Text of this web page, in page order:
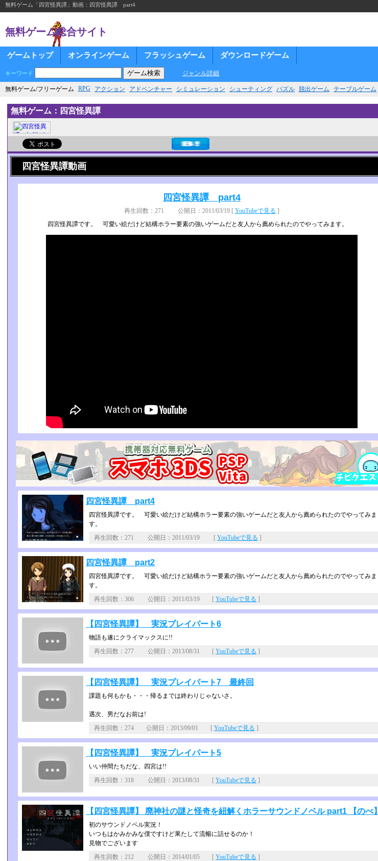
無料ゲーム「四宮怪異譚」動画：四宮怪異譚 part4
無料ゲーム総合サイト
ゲームトップ オンラインゲーム フラッシュゲーム ダウンロードゲーム
キーワード ジャンル詳細
無料ゲーム/フリーゲーム RPG アクション アドベンチャー シミュレーション シューティング パズル 脱出ゲーム テーブルゲーム
無料ゲーム：四宮怪異譚
四宮怪異譚動画
四宮怪異譚 part4
再生回数：271 公開日：2011/03/19 [ YouTubeで見る ]
四宮怪異譚です。 可愛い絵だけど結構ホラー要素の強いゲームだと友人から薦められたのでやってみます。
四宮怪異譚 part4
四宮怪異譚です。 可愛い絵だけど結構ホラー要素の強いゲームだと友人から薦められたのでやってみま
す。
再生回数：271 公開日：2011/03/19 [ YouTubeで見る ]
四宮怪異譚 part2
四宮怪異譚です。 可愛い絵だけど結構ホラー要素の強いゲームだと友人から薦められたのでやってみま
す。
再生回数：306 公開日：2011/03/19 [ YouTubeで見る ]
【四宮怪異譚】 実況プレイパート6
物語も遂にクライマックスに!!
再生回数：277 公開日：2013/08/31 [ YouTubeで見る ]
【四宮怪異譚】 実況プレイパート7 最終回
課題も何もかも・・・帰るまでは終わりじゃないさ。
遇次、男だなお前は!
再生回数：274 公開日：2013/09/01 [ YouTubeで見る ]
【四宮怪異譚】 実況プレイパート5
いい仲間たちだな、四宮は!!
再生回数：318 公開日：2013/08/31 [ YouTubeで見る ]
【四宮怪異譚】 廃神社の謎と怪奇を紐解くホラーサウンドノベル part1 【のべ】
初のサウンドノベル実況！
いつもはかみかみな僕ですけど果たして流暢に話せるのか！
見物でございます
再生回数：212 公開日：2014/01/05 [ YouTubeで見る ]